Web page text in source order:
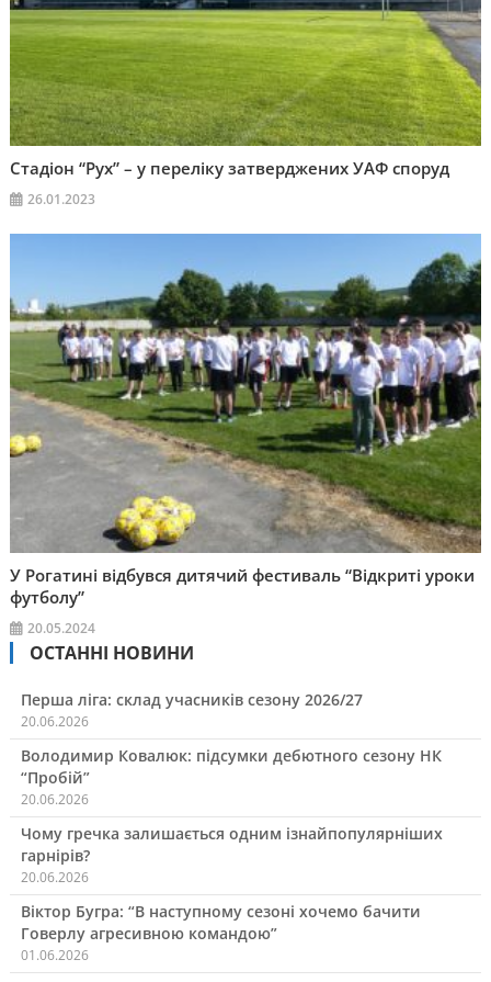
Стадіон “Рух” – у переліку затверджених УАФ споруд
26.01.2023
У Рогатині відбувся дитячий фестиваль “Відкриті уроки
футболу”
20.05.2024
ОСТАННІ НОВИНИ
Перша ліга: склад учасників сезону 2026/27
20.06.2026
Володимир Ковалюк: підсумки дебютного сезону НК
“Пробій”
20.06.2026
Чому гречка залишається одним ізнайпопулярніших
гарнірів?
20.06.2026
Віктор Бугра: “В наступному сезоні хочемо бачити
Говерлу агресивною командою”
01.06.2026